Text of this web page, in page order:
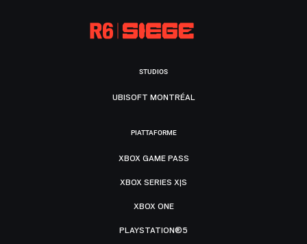
STUDIOS
UBISOFT MONTRÉAL
PIATTAFORME
XBOX GAME PASS
XBOX SERIES X|S
XBOX ONE
PLAYSTATION®5